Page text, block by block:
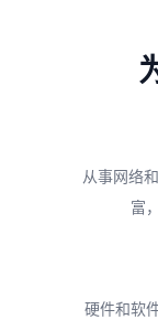
从事网络
富
硬件和软